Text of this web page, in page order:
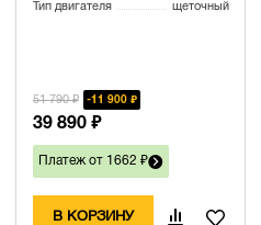
Тип двигателя щеточный
51 790 ₽ 11 900 ₽
39 890 ₽
Платеж от 1662 ₽
В КОРЗИНУ